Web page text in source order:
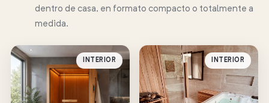
dentro de casa, en formato compacto o totalmente a
medida.
INTERIOR INTERIOR